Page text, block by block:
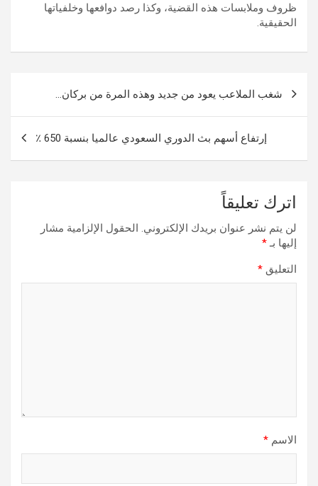
ظروف وملابسات هذه القضية، وكذا رصد دوافعها وخلفياتها
الحقيقية.
المقالات
شغب الملاعب يعود من جديد وهذه المرة من بركان…
إرتفاع أسهم بث الدوري السعودي عالميا بنسبة 650 ٪
اترك تعليقاً
لن يتم نشر عنوان بريدك الإلكتروني. الحقول الإلزامية مشار
إليها بـ*
التعليق *
الاسم *